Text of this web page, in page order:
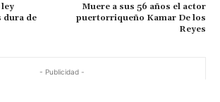
dura de
Muere a sus 56 años el actor
puertorriqueño Kamar De los
Reyes
- Publicidad -